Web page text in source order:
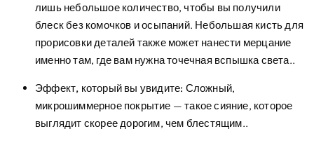
лишь небольшое количество, чтобы вы получили
блеск без комочков и осыпаний. Небольшая кисть для
прорисовки деталей также может нанести мерцание
именно там, где вам нужна точечная вспышка света..
Эффект, который вы увидите: Сложный,
микрошиммерное покрытие — такое сияние, которое
выглядит скорее дорогим, чем блестящим..